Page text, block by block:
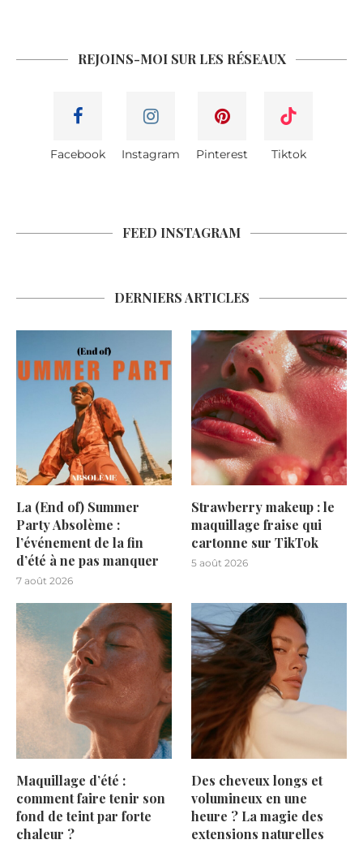
REJOINS-MOI SUR LES RÉSEAUX
Facebook Instagram Pinterest Tiktok
FEED INSTAGRAM
DERNIERS ARTICLES
La (End of) Summer
Party Absolème :
l’événement de la fin
d’été à ne pas manquer
7 août 2026
Strawberry makeup : le
maquillage fraise qui
cartonne sur TikTok
5 août 2026
Maquillage d’été :
comment faire tenir son
fond de teint par forte
chaleur ?
Des cheveux longs et
volumineux en une
heure ? La magie des
extensions naturelles